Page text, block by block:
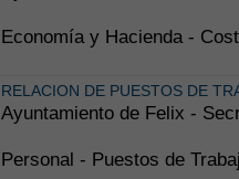
Economía y Hacienda -
RELACION DE PUESTOS DE
Ayuntamiento de Felix -
Personal - Puestos de